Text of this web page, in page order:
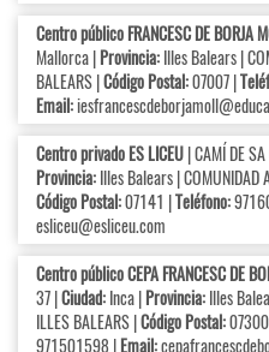
Centro público FRANCESC DE BORJA
Mallorca |Provincia:Illes Balears |
BALEARS |Código Postal:07007 |
Email:
Centro privado ES LICEU| CAMÍ DE
Provincia:Illes Balears | COMUNIDAD
Código Postal:07141 |Teléfono:
esliceu@esliceu.com
Centro público CEPA FRANCESC DE
37 |Ciudad:Inca |Provincia:Illes
ILLES BALEARS |Código Postal:
971501598 |Email: